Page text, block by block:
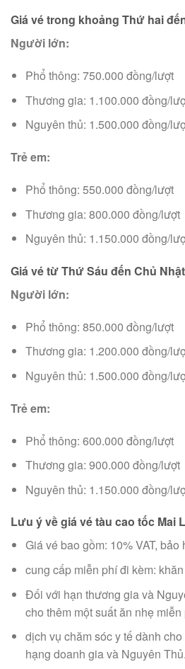
Giá vétrong khoảng Thứ hai
Người lớn:
Phổ thông: 750.000 đồng/lượt
Thương gia: 1.100.000 đồng/
Nguyên thủ: 1.500.000 đồng/
Trẻ em:
Phổ thông: 550.000 đồng/lượt
Thương gia: 800.000 đồng/lượt
Nguyên thủ: 1.150.000 đồng/
Giá vétừThứ Sáu đến Chủ
Người lớn:
Phổ thông: 850.000 đồng/lượt
Thương gia: 1.200.000 đồng/
Nguyên thủ: 1.500.000 đồng/
Trẻ em:
Phổ thông: 600.000 đồng/lượt
Thương gia: 900.000 đồng/lượt
Nguyên thủ: 1.150.000 đồng/
Lưu ývề giá vé tàu cao tốc Mai
Giá vé bao gồm: 10% VAT,
cung cấpmiễn phí đi kèm:
Đối với hạn thương giavà
cho thêm mộtsuất ăn nhẹ miễn
dịch vụ chăm sócy tế dành cho
hạng doanh giavà Nguyên Thủ.